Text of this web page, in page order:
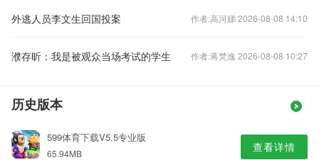
外逃人员李文生回国投案 作者:高河娣 2026-08-08 14:10
濮存昕：我是被观众当场考试的学生 作者:蒋梵逸 2026-08-08 10:27
历史版本
599体育下载V5.5专业版
65.94MB 查看详情